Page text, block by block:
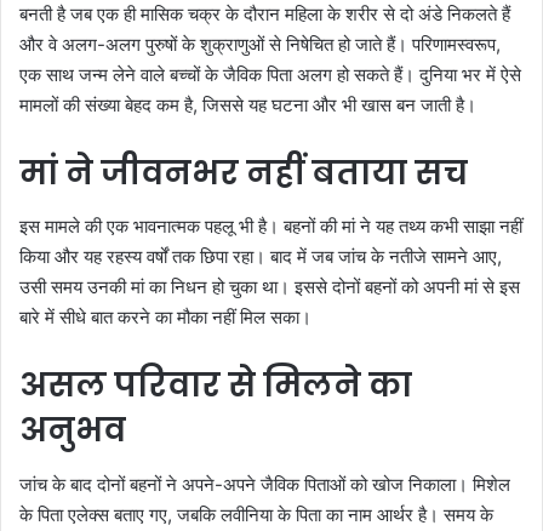
बनती है जब एक ही मासिक चक्र के दौरान महिला के शरीर से दो अंडे निकलते हैं
और वे अलग-अलग पुरुषों के शुक्राणुओं से निषेचित हो जाते हैं। परिणामस्वरूप,
एक साथ जन्म लेने वाले बच्चों के जैविक पिता अलग हो सकते हैं। दुनिया भर में ऐसे
मामलों की संख्या बेहद कम है, जिससे यह घटना और भी खास बन जाती है।
मां ने जीवनभर नहीं बताया सच
इस मामले की एक भावनात्मक पहलू भी है। बहनों की मां ने यह तथ्य कभी साझा नहीं
किया और यह रहस्य वर्षों तक छिपा रहा। बाद में जब जांच के नतीजे सामने आए,
उसी समय उनकी मां का निधन हो चुका था। इससे दोनों बहनों को अपनी मां से इस
बारे में सीधे बात करने का मौका नहीं मिल सका।
असल परिवार से मिलने का
अनुभव
जांच के बाद दोनों बहनों ने अपने-अपने जैविक पिताओं को खोज निकाला। मिशेल
के पिता एलेक्स बताए गए, जबकि लवीनिया के पिता का नाम आर्थर है। समय के